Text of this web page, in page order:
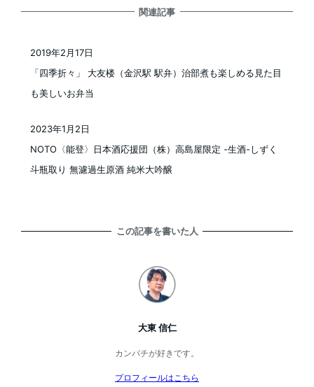
関連記事
「四季折々」 大友楼（金沢駅 駅弁）治部煮も楽しめる見た目
も美しいお弁当
2019年2月17日
NOTO〈能登〉日本酒応援団（株）高島屋限定 -生酒-しずく
斗瓶取り 無濾過生原酒 純米大吟醸
2023年1月2日
この記事を書いた人
大東 信仁
カンパチが好きです。
プロフィールはこちら